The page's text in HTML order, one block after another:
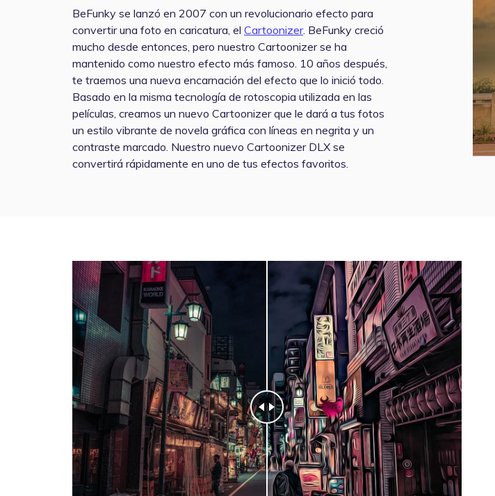
BeFunky se lanzó en 2007 con un revolucionario efecto para
convertir una foto en caricatura, el Cartoonizer. BeFunky creció
mucho desde entonces, pero nuestro Cartoonizer se ha
mantenido como nuestro efecto más famoso. 10 años después,
te traemos una nueva encarnación del efecto que lo inició todo.
Basado en la misma tecnología de rotoscopia utilizada en las
películas, creamos un nuevo Cartoonizer que le dará a tus fotos
un estilo vibrante de novela gráfica con líneas en negrita y un
contraste marcado. Nuestro nuevo Cartoonizer DLX se
convertirá rápidamente en uno de tus efectos favoritos.